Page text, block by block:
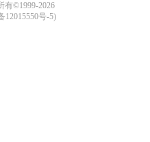
有©1999-2026
12015550号-5)